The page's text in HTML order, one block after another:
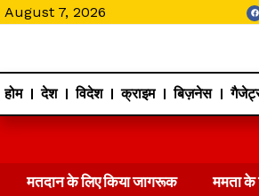
August 7, 2026
होम देश विदेश क्राइम बिज़नेस
मतदान के लिए किया जागरूक ममता के